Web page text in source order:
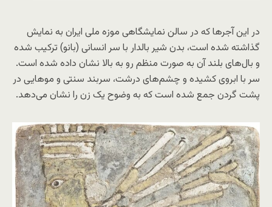
در این آجرها که در سالن نمایشگاهی موزه ملی ایران به نمایش
گذاشته شده است، بدن شیر بالدار با سر انسانی (بانو) ترکیب شده
و بال‌های بلند آن به صورت منظم رو به بالا نشان داده شده است.
سر با ابروی کشیده و چشم‌های درشت، سربند سنتی و موهایی در
پشت گردن جمع شده است که به وضوح یک زن را نشان می‌دهد.